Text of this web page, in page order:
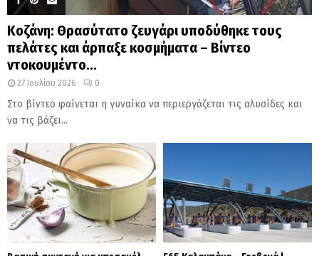
Κοζάνη: Θρασύτατο ζευγάρι υποδύθηκε τους
πελάτες και άρπαξε κοσμήματα – Βίντεο
ντοκουμέντο...
27 Ιουλίου 2026 0
Στο βίντεο φαίνεται η γυναίκα να περιεργάζεται τις αλυσίδες και
να τις βάζει...